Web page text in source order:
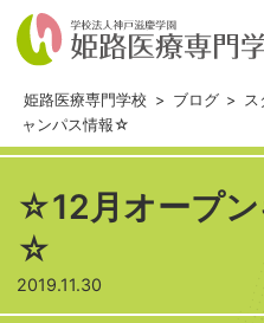
姫路医療専門学校 > ブログ > ス
ャンパス情報☆
☆12月オープ
☆
2019.11.30